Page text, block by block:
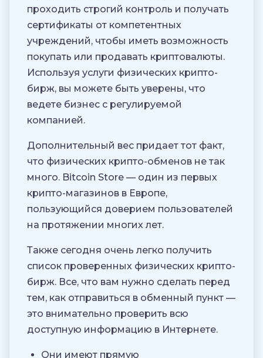
проходить строгий контроль и получать
сертификаты от компетентных
учреждений, чтобы иметь возможность
покупать или продавать криптовалюты.
Используя услуги физических крипто-
бирж, вы можете быть уверены, что
ведете бизнес с регулируемой
компанией.
Дополнительный вес придает тот факт,
что физических крипто-обменов не так
много. Bitcoin Store — один из первых
крипто-магазинов в Европе,
пользующийся доверием пользователей
на протяжении многих лет.
Также сегодня очень легко получить
список проверенных физических крипто-
бирж. Все, что вам нужно сделать перед
тем, как отправиться в обменный пункт —
это внимательно проверить всю
доступную информацию в Интернете.
Они имеют прямую